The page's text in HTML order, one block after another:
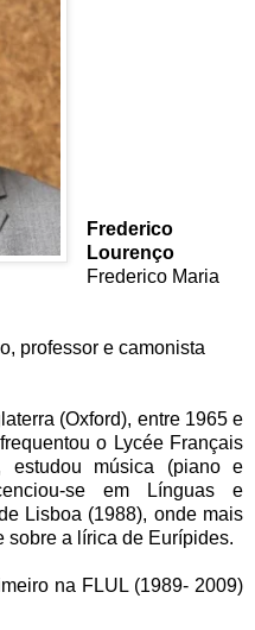
Frederico
Lourenço
Frederico Maria
professor e camonista
(Oxford), entre 1965 e
o Lycée Français
estudou música (piano e
se em Línguas e
Lisboa (1988), onde mais
sobre a lírica de Eurípides.
na FLUL (1989- 2009)